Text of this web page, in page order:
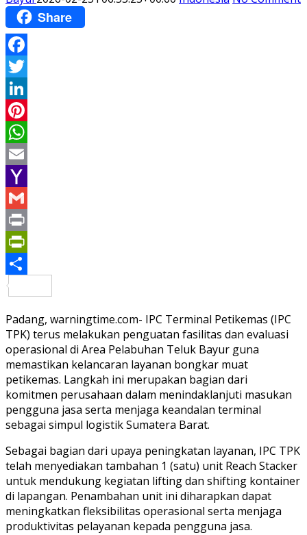
Share
Facebook
Twitter
LinkedIn
Pinterest
WhatsApp
Email
Yahoo
Mail
Gmail
Print
PrintFriendly
Padang, warningtime.com- IPC Terminal Petikemas (IPC
TPK) terus melakukan penguatan fasilitas dan evaluasi
operasional di Area Pelabuhan Teluk Bayur guna
memastikan kelancaran layanan bongkar muat
petikemas. Langkah ini merupakan bagian dari
komitmen perusahaan dalam menindaklanjuti masukan
pengguna jasa serta menjaga keandalan terminal
sebagai simpul logistik Sumatera Barat.
Sebagai bagian dari upaya peningkatan layanan, IPC TPK
telah menyediakan tambahan 1 (satu) unit Reach Stacker
untuk mendukung kegiatan lifting dan shifting kontainer
di lapangan. Penambahan unit ini diharapkan dapat
meningkatkan fleksibilitas operasional serta menjaga
produktivitas pelayanan kepada pengguna jasa.